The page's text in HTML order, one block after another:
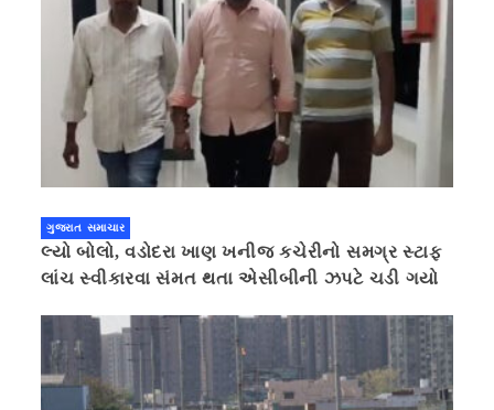
ગુજરાત સમાચાર
લ્યો બોલો, વડોદરા ખાણ ખનીજ કચેરીનો સમગ્ર સ્ટાફ
લાંચ સ્વીકારવા સંમત થતા એસીબીની ઝપટે ચડી ગયો